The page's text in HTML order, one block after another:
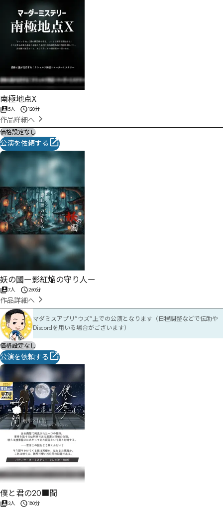
南極地点X
5人 120分
作品詳細へ
価格設定なし
公演を依頼する
妖の國ー影紅焔の守り人ー
7人 260分
作品詳細へ
マダミスアプリ”ウズ”上での公演となります（日程調整などで伝助や
Discordを用いる場合がございます）
価格設定なし
公演を依頼する
僕と君の20■間
3人 180分